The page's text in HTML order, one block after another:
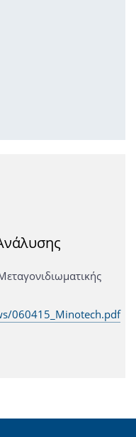
060415_Minotech.pdf